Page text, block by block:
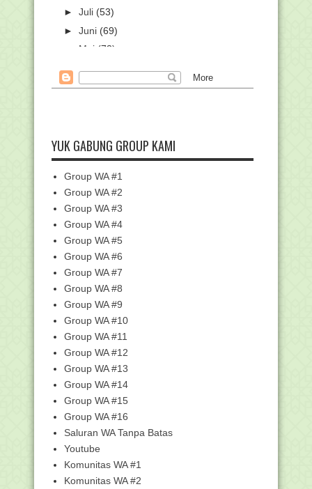
► Juli (53)
► Juni (69)
Mei (73)
Kumpulan Twibbon Hardiknas 2023,
AICIS 2023: Ulama Pesantren dan
Akademisi Asing Ka...
Pedoman Peringatan Hari Pendidikan
Nasional Tahun ...
Jamaah Laki-laki...
Desain Spanduk Asesmen Madrasah
Tahun 2023
Jadwal PPG Daljab kemenag Batch-1
Kalimantan Timur Tuan Rumah MTQ
Tingkat Nasional 2024
Surat Edaran Distribusi Dana BOP RA
Dan BOS Madras...
29.109 Peserta Lulus Calon PPPK
Kemenag, Masa Sang...
Buku Tuntunan Manasik Haji dan
Umrah
Langkah-langkah Registrasi Pakta
Integritasi Peser...
Kemenag Buka Seleksi Calon Imam
Masjid Uni Emirat ...
Semester 2
YUK GABUNG GROUP KAMI
Group WA #1
Group WA #2
Group WA #3
Group WA #4
Group WA #5
Group WA #6
Group WA #7
Group WA #8
Group WA #9
Group WA #10
Group WA #11
Group WA #12
Group WA #13
Group WA #14
Group WA #15
Group WA #16
Saluran WA Tanpa Batas
Youtube
Komunitas WA #1
Komunitas WA #2